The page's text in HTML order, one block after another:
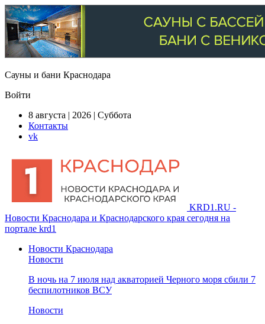
Сауны и бани Краснодара
Войти
8 августа | 2026 | Суббота
Контакты
vk
KRD1.RU -
Новости Краснодара и Краснодарского края сегодня на
портале krd1
Новости Краснодара
Новости
В ночь на 7 июля над акваторией Черного моря сбили 7
беспилотников ВСУ
Новости